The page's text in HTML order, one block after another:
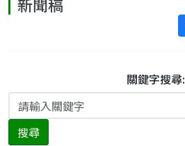
關鍵字搜尋:
搜尋